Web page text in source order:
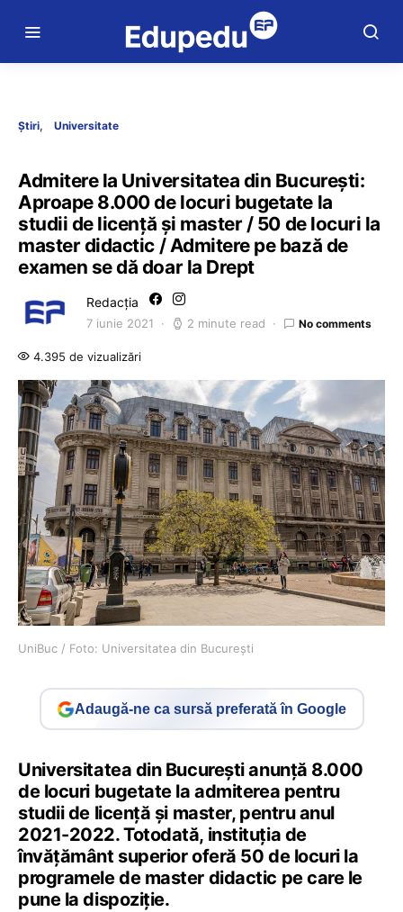
Știri Universitate
Admitere la Universitatea din București:
Aproape 8.000 de locuri bugetate la
studii de licență și master / 50 de locuri la
master didactic / Admitere pe bază de
examen se dă doar la Drept
Redacția
7 iunie 2021 2 minute read No comments
4.395 de vizualizări
UniBuc / Foto: Universitatea din București
Adaugă-ne ca sursă preferată în Google
Universitatea din București anunță 8.000
de locuri bugetate la admiterea pentru
studii de licență și master, pentru anul
2021-2022. Totodată, instituția de
învățământ superior oferă 50 de locuri la
programele de master didactic pe care le
pune la dispoziție.